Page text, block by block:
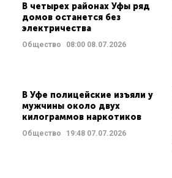
В четырех районах Уфы ряд
домов останется без
электричества
Общество 08:0008.07.2026
В Уфе полицейские изъяли у
мужчины около двух
килограммов наркотиков
Общество 19:4807.07.2026